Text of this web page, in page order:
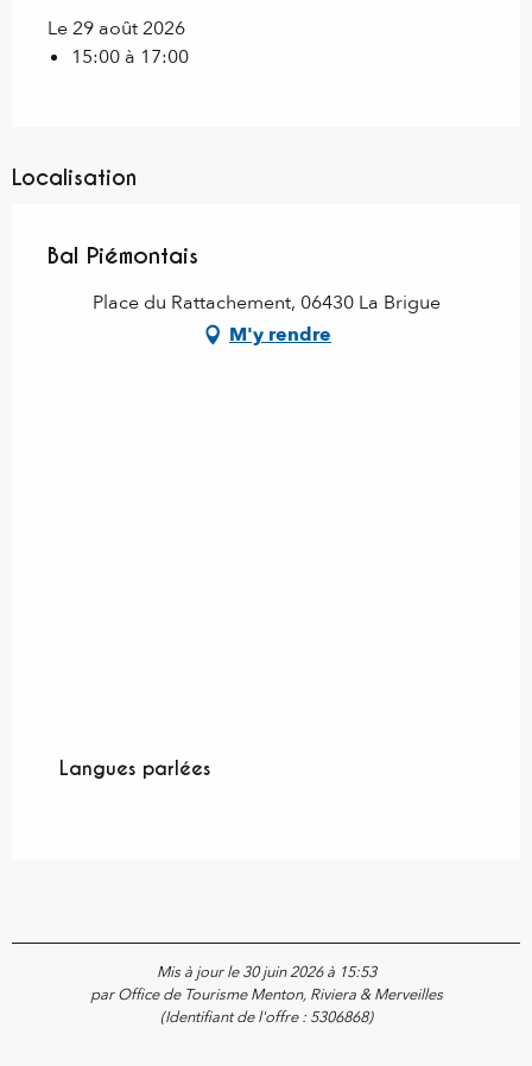
Le 29 août 2026
15:00 à 17:00
Localisation
Bal Piémontais
Place du Rattachement, 06430 La Brigue
M'y rendre
Langues parlées
Langues parlées
Mis à jour le 30 juin 2026 à 15:53
par Office de Tourisme Menton, Riviera & Merveilles
(Identifiant de l'offre : 5306868)